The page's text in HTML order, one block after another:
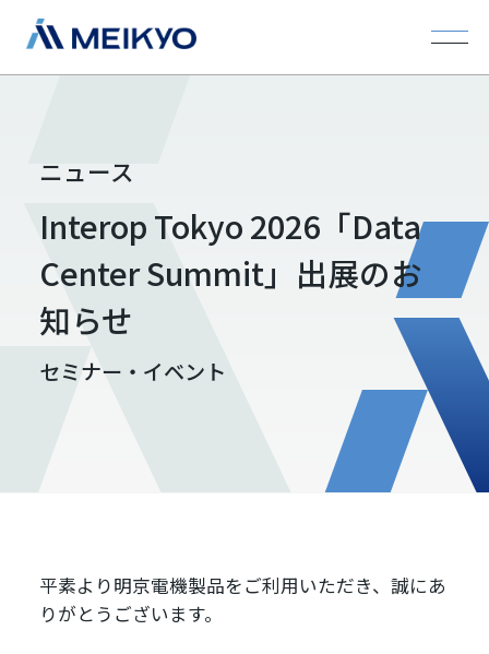
ニュース
Interop Tokyo 2026「Data
Center Summit」出展のお
知らせ
セミナー・イベント
平素より明京電機製品をご利用いただき、誠にあ
りがとうございます。